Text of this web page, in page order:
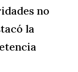
no
la